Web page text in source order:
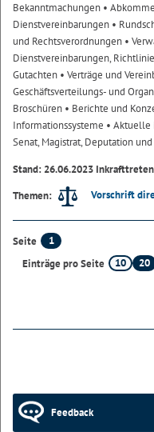
Bekanntmachungen •
Dienstvereinbarungen •
und Rechtsverordnungen •
Dienstvereinbarungen,
Gutachten • Verträge und
Geschäftsverteilungs- und
Broschüren • Berichte und
Informationssysteme • Aktuelle
Senat, Magistrat, Deputation und
Stand: 26.06.2023
Themen:
Vorschrift
Seite
1
Einträge pro Seite
10 20
Feedback